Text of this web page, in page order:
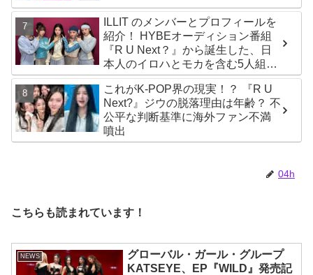
ILLIT のメンバーとプロフィールを
紹介！ HYBEオーディション番組
『R U Next？』から誕生した、日
本人のイロハとモカを含む5人組ガ
ールズグループ！ デビュー曲
「Magnetic」がいきなりの大ヒッ
ト
これがK-POP界の現実！？ 『R U
Next?』ジウの脱落理由は年齢？ 不
公平な判断基準に海外ファン不満
噴出
04h
こちらも読まれています！
NEWS
グローバル・ガール・グループ
KATSEYE、EP『WILD』発売記